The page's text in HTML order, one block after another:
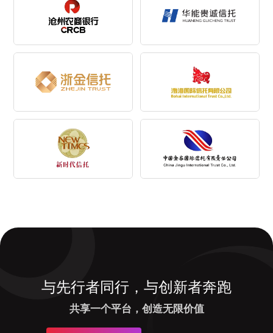
与先行者同行，与创新者奔跑
共享一个平台，创造无限价值